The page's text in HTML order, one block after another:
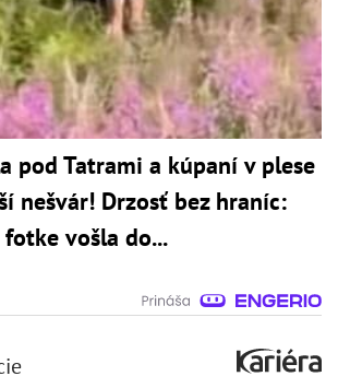
pod Tatrami a kúpaní v plese
nešvár! Drzosť bez hraníc:
vošla do...